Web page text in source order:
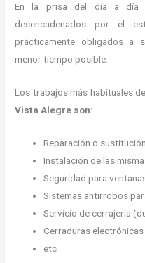
En la prisa del día a día
desencadenados por el
prácticamente obligados a
menor tiempo posible.
Los trabajos más habituales
Vista Alegre son:
Reparación o
Instalación de las
Seguridad para
Sistemas antirrobos
Servicio de cerrajería
Cerraduras electrónicas
etc